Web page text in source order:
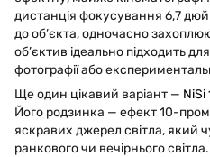
дистанція фокусування 6,7
до об’єкта, одночасно
об’єктив ідеально підходить
фотографії або
Ще один цікавий варіант — NiSi
Його родзинка — ефект 10-
яскравих джерел світла, який
ранкового чи вечірнього